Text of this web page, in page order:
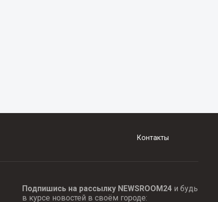
Контакты
Подпишись на рассылку NEWSROOM24и будь
в курсе новостей в своём городе: